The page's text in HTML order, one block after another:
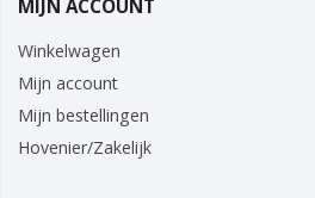
MIJN ACCOUNT
Winkelwagen
Mijn account
Mijn bestellingen
Hovenier/Zakelijk